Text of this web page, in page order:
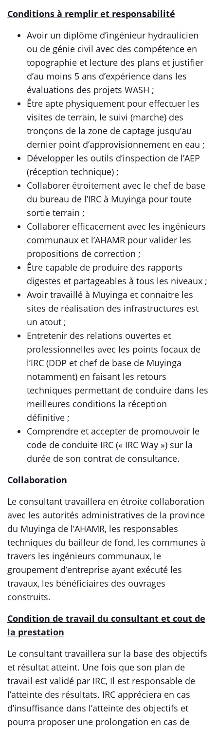
Conditions à remplir et responsabilité
Avoir un diplôme d’ingénieur hydraulicien
ou de génie civil avec des compétence en
topographie et lecture des plans et justifier
d’au moins 5 ans d’expérience dans les
évaluations des projets WASH ;
Être apte physiquement pour effectuer les
visites de terrain, le suivi (marche) des
tronçons de la zone de captage jusqu’au
dernier point d’approvisionnement en eau ;
Développer les outils d’inspection de l’AEP
(réception technique) ;
Collaborer étroitement avec le chef de base
du bureau de l’IRC à Muyinga pour toute
sortie terrain ;
Collaborer efficacement avec les ingénieurs
communaux et l’AHAMR pour valider les
propositions de correction ;
Être capable de produire des rapports
digestes et partageables à tous les niveaux ;
Avoir travaillé à Muyinga et connaitre les
sites de réalisation des infrastructures est
un atout ;
Entretenir des relations ouvertes et
professionnelles avec les points focaux de
l’IRC (DDP et chef de base de Muyinga
notamment) en faisant les retours
techniques permettant de conduire dans les
meilleures conditions la réception
définitive ;
Comprendre et accepter de promouvoir le
code de conduite IRC (« IRC Way ») sur la
durée de son contrat de consultance.
Collaboration
Le consultant travaillera en étroite collaboration
avec les autorités administratives de la province
du Muyinga de l’AHAMR, les responsables
techniques du bailleur de fond, les communes à
travers les ingénieurs communaux, le
groupement d’entreprise ayant exécuté les
travaux, les bénéficiaires des ouvrages
construits.
Condition de travail du consultant et cout de
la prestation
Le consultant travaillera sur la base des objectifs
et résultat atteint. Une fois que son plan de
travail est validé par IRC, Il est responsable de
l’atteinte des résultats. IRC appréciera en cas
d’insuffisance dans l’atteinte des objectifs et
pourra proposer une prolongation en cas de